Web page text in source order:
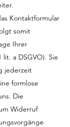
Kontaktformular
somit
Ihrer
a DSGVO). Sie
jederzeit
formlose
Die
Widerruf